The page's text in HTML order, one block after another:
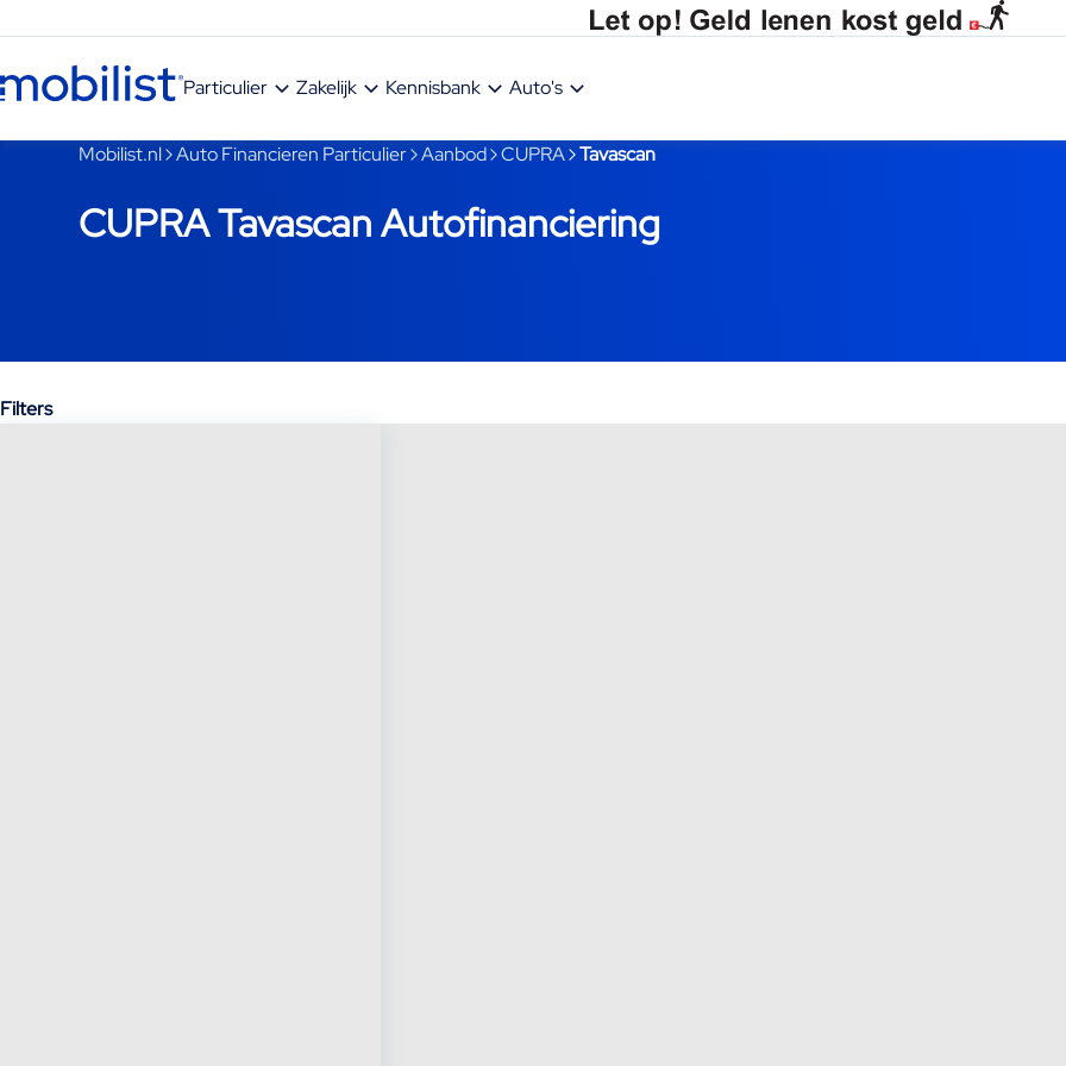
Particulier Zakelijk Kennisbank Auto's
Je bent nu voorbij het hoofdmenu
Mobilist.nl Auto Financieren Particulier Aanbod CUPRA Tavascan
CUPRA Tavascan Autofinanciering
Filters